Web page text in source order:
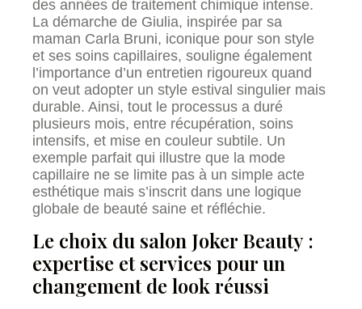
des années de traitement chimique intense.
La démarche de Giulia, inspirée par sa
maman Carla Bruni, iconique pour son style
et ses soins capillaires, souligne également
l’importance d’un entretien rigoureux quand
on veut adopter un style estival singulier mais
durable. Ainsi, tout le processus a duré
plusieurs mois, entre récupération, soins
intensifs, et mise en couleur subtile. Un
exemple parfait qui illustre que la mode
capillaire ne se limite pas à un simple acte
esthétique mais s’inscrit dans une logique
globale de beauté saine et réfléchie.
Le choix du salon Joker Beauty :
expertise et services pour un
changement de look réussi